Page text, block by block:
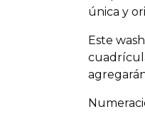
única y
Este